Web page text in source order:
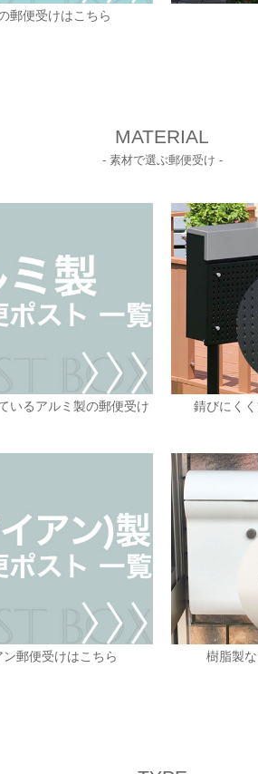
郵便受けはこちら
MATERIAL
- 素材で選ぶ郵便受け -
いるアルミ製の郵便受け
錆びにく
郵便受けはこちら 樹脂製